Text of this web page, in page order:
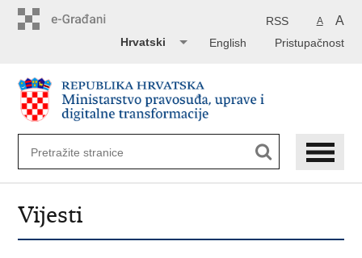
A A
RSS
Pristupačnost
English
Hrvatski
Vijesti